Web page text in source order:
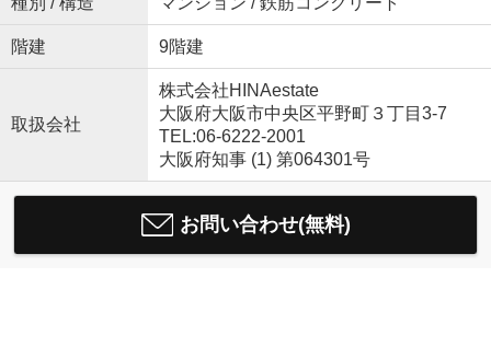
階建 9階建
取扱会社
株式会社HINAestate
大阪府大阪市中央区平野町３丁目3-7
TEL:06-6222-2001
大阪府知事 (1) 第064301号
お問い合わせ(無料)